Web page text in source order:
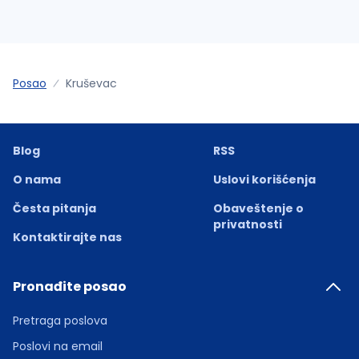
Posao Kruševac
Blog
O nama
Česta pitanja
Kontaktirajte nas
RSS
Uslovi korišćenja
Obaveštenje o
privatnosti
Pronađite posao
Pretraga poslova
Poslovi na email